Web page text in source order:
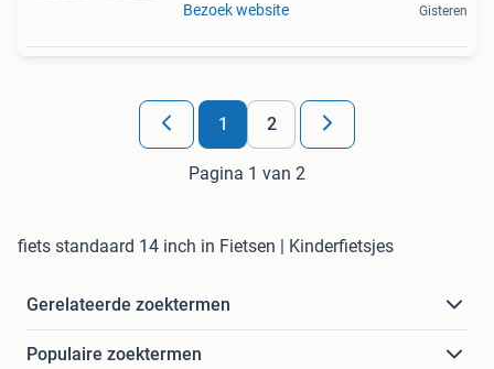
Bezoek website Gisteren
1 2
Pagina 1 van 2
fiets standaard 14 inch in Fietsen | Kinderfietsjes
Gerelateerde zoektermen
Populaire zoektermen